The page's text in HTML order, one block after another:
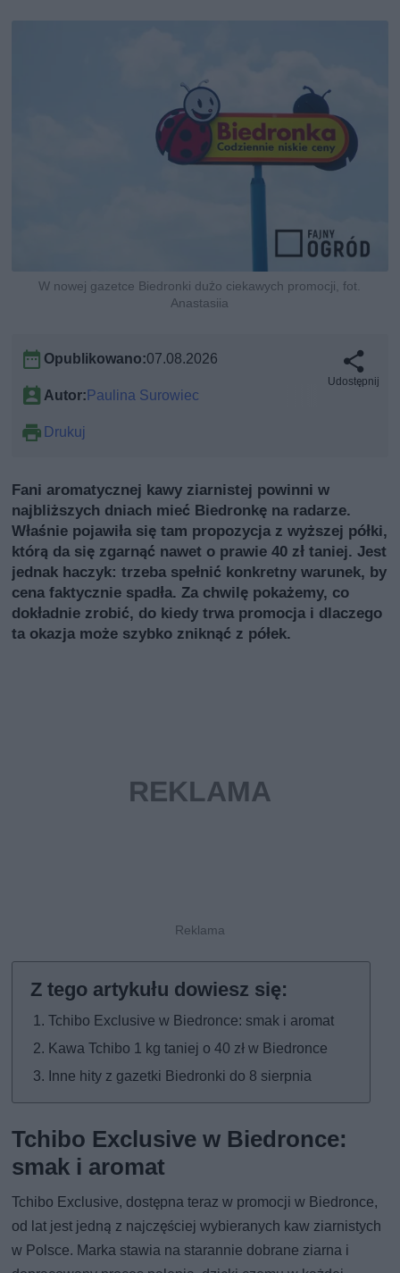
W nowej gazetce Biedronki dużo ciekawych promocji, fot.
Anastasiia
Opublikowano:07.08.2026
Autor:Paulina Surowiec
Drukuj
Udostępnij
Fani aromatycznej kawy ziarnistej powinni w
najbliższych dniach mieć Biedronkę na radarze.
Właśnie pojawiła się tam propozycja z wyższej półki,
którą da się zgarnąć nawet o prawie 40 zł taniej. Jest
jednak haczyk: trzeba spełnić konkretny warunek, by
cena faktycznie spadła. Za chwilę pokażemy, co
dokładnie zrobić, do kiedy trwa promocja i dlaczego
ta okazja może szybko zniknąć z półek.
Tchibo Exclusive w Biedronce: smak i aromat
Kawa Tchibo 1 kg taniej o 40 zł w Biedronce
Inne hity z gazetki Biedronki do 8 sierpnia
Tchibo Exclusive w Biedronce:
smak i aromat
Tchibo Exclusive, dostępna teraz w promocji w Biedronce,
od lat jest jedną z najczęściej wybieranych kaw ziarnistych
w Polsce. Marka stawia na starannie dobrane ziarna i